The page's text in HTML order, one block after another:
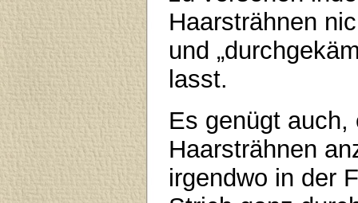
Haarsträhnen
und
lasst.
Es genügt auch,
Haarsträhnen
irgendwo in der